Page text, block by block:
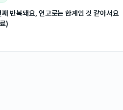
반복돼요, 연고로는 한계인 것 같아서요
)